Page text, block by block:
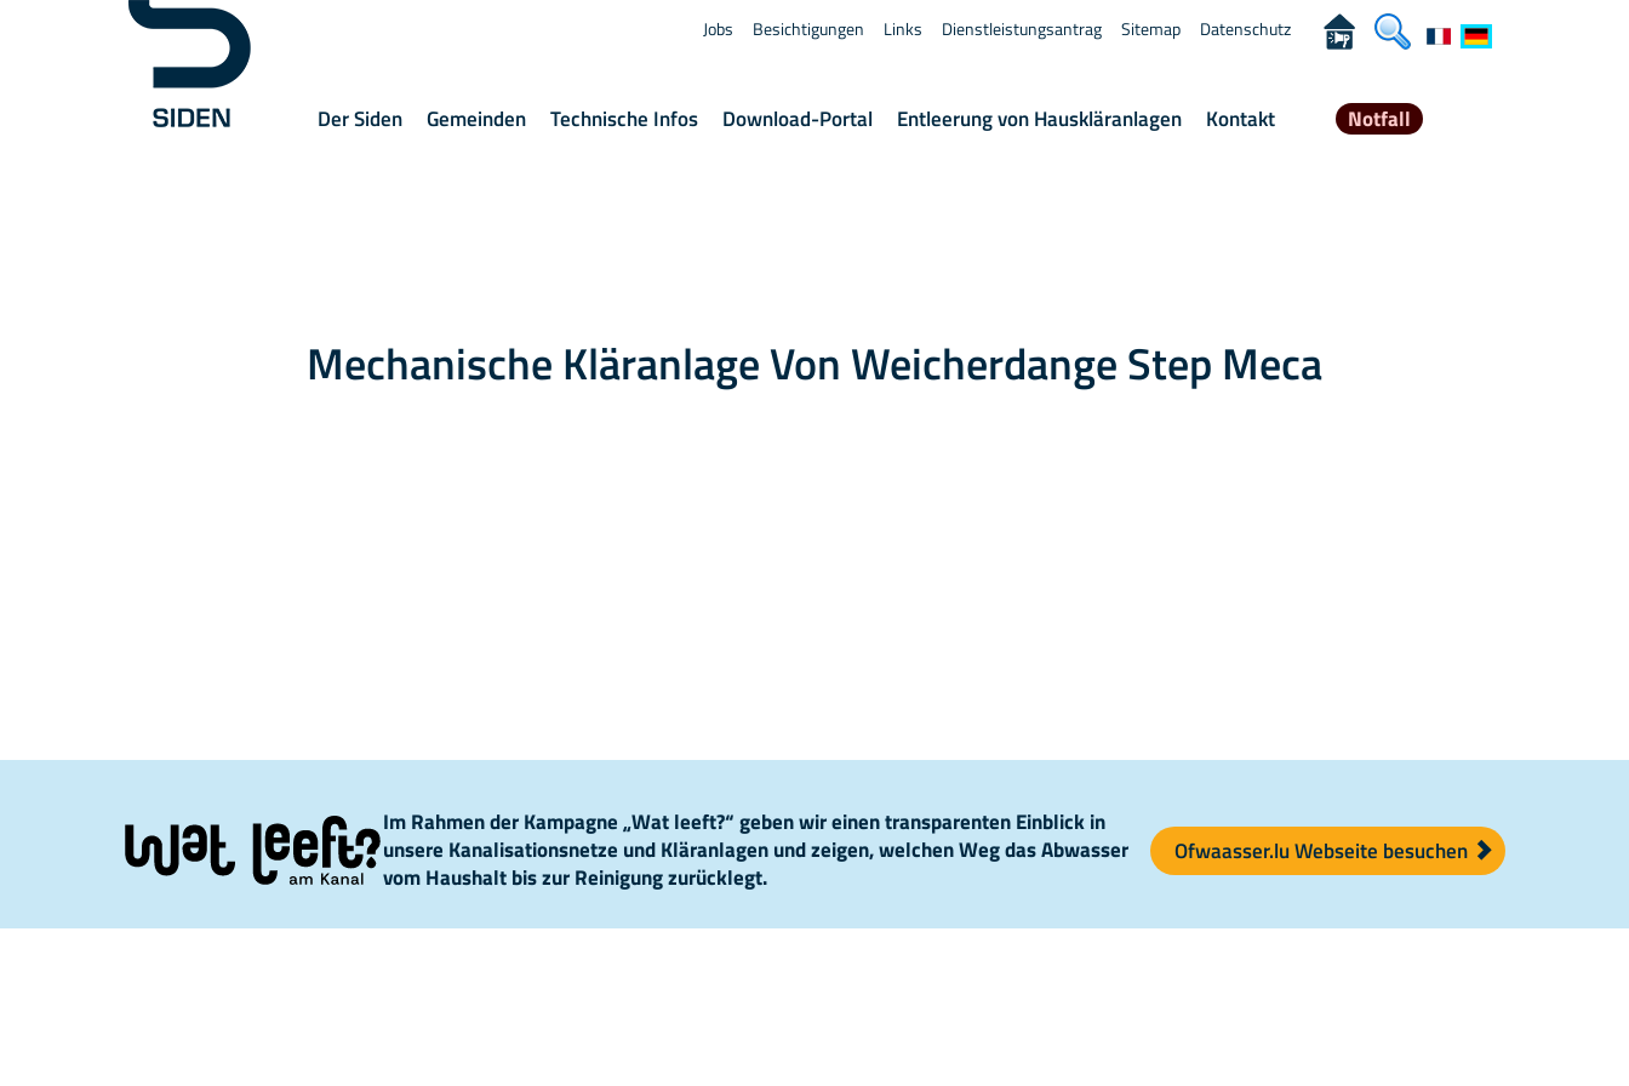
Der Siden Gemeinden Technische Infos Download-Portal Entleerung von Hauskläranlagen Kontakt Notfall
Jobs Besichtigungen Links Dienstleistungsantrag Sitemap Datenschutz
Mechanische Kläranlage Von Weicherdange Step Meca
Im Rahmen der Kampagne „Wat leeft?“ geben wir einen transparenten Einblick in
unsere Kanalisationsnetze und Kläranlagen und zeigen, welchen Weg das Abwasser
vom Haushalt bis zur Reinigung zurücklegt.
Ofwaasser.lu Webseite besuchen